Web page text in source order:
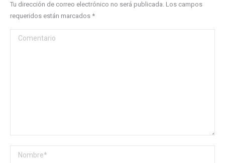
Tu dirección de correo electrónico no será publicada. Los campos
requeridos están marcados *
Comentario
Nombre *